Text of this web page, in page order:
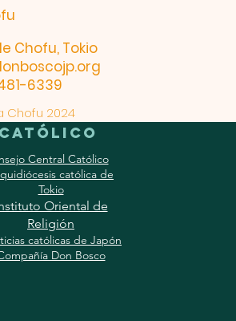
Chofu, Tokio
6339
Chofu 2024
católico
Central Católico
católica de
Tokio
Oriental de
Religión
católicas de Japón
Don Bosco